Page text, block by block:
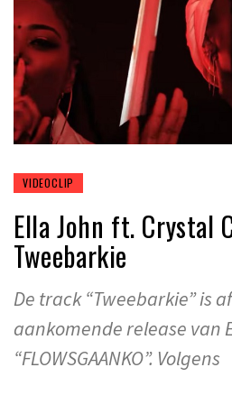
VIDEOCLIP
Ella John ft. Crystal
Tweebarkie
De track “Tweebarkie” is
aankomende release van
“FLOWSGAANKO”. Volgens